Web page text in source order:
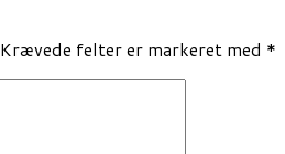
Krævede felter er markeret med *